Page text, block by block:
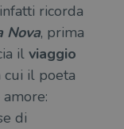
ricorda
Nova, prima
il viaggio
cui il poeta
di